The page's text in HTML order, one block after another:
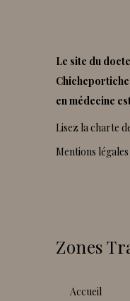
Le site du
en médecine
Lisez la charte
Mentions légales
Zones
accueil